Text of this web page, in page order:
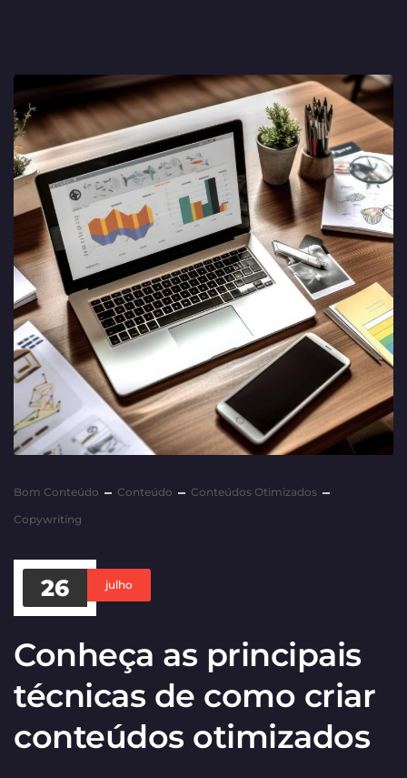
Bom Conteúdo Conteúdo
Conteúdos Otimizados
Copywriting
26 julho
Conheça as principais
técnicas de como criar
conteúdos otimizados